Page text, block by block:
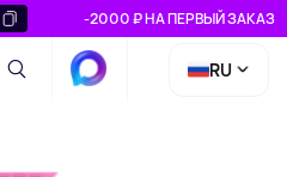
-2000 ₽ НА ПЕРВЫЙ ЗАКАЗ
RU